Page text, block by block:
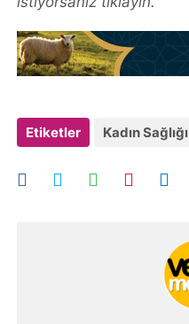
Etiketler Kadın Sağlığı